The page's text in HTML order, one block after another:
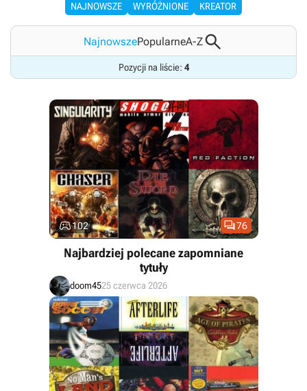
NAJNOWSZE WYRÓŻNIONE KREATOR
NajnowszePopularneA-Z
Pozycji na liście: 4
76
102
Najbardziej polecane zapomniane
tytuły
doom4525 czerwca 2026